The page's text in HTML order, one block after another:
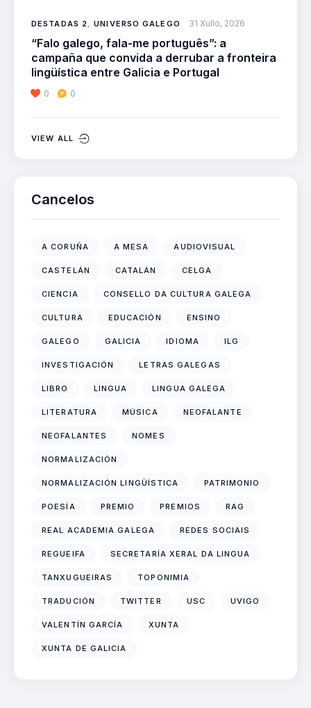
DESTADAS 2 ,UNIVERSO GALEGO 31 Xullo, 2026
“Falo galego, fala-me português”: a
campaña que convida a derrubar a fronteira
lingüística entre Galicia e Portugal
0 0
VIEW ALL
Cancelos
A CORUÑA A MESA AUDIOVISUAL
CASTELÁN CATALÁN CELGA
CIENCIA CONSELLO DA CULTURA GALEGA
CULTURA EDUCACIÓN ENSINO
GALEGO GALICIA IDIOMA ILG
INVESTIGACIÓN LETRAS GALEGAS
LIBRO LINGUA LINGUA GALEGA
LITERATURA MÚSICA NEOFALANTE
NEOFALANTES NOMES
NORMALIZACIÓN
NORMALIZACIÓN LINGÜÍSTICA PATRIMONIO
POESÍA PREMIO PREMIOS RAG
REAL ACADEMIA GALEGA REDES SOCIAIS
REGUEIFA SECRETARÍA XERAL DA LINGUA
TANXUGUEIRAS TOPONIMIA
TRADUCIÓN TWITTER USC UVIGO
VALENTÍN GARCÍA XUNTA
XUNTA DE GALICIA